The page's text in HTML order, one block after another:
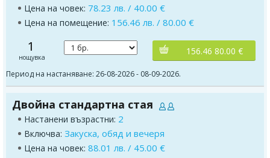
Цена на човек: 78.23 лв. / 40.00 €
Цена на помещение: 156.46 лв. / 80.00 €
1
нощувка
156.46 80.00 €
Период на настаняване: 26-08-2026 - 08-09-2026.
Двойна стандартна стая
Настанени възрастни: 2
Включва: Закуска, обяд и вечеря
Цена на човек: 88.01 лв. / 45.00 €